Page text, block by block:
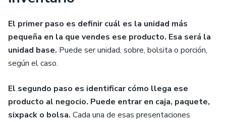
El primer paso es definir cuál es la unidad más
pequeña en la que vendes ese producto. Esa será la
unidad base. Puede ser unidad, sobre, bolsita o porción,
según el caso.
El segundo paso es identificar cómo llega ese
producto al negocio. Puede entrar en caja, paquete,
sixpack o bolsa. Cada una de esas presentaciones